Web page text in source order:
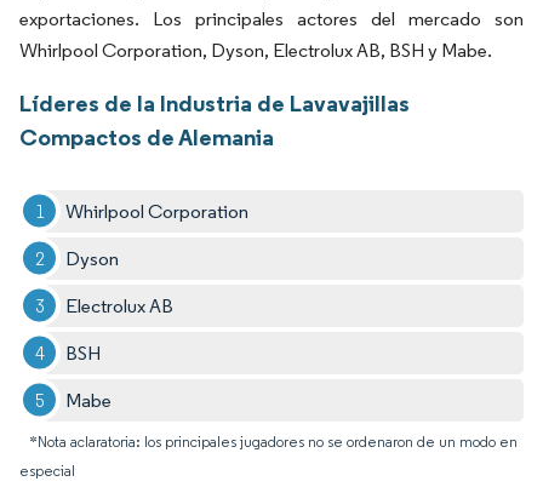
exportaciones. Los principales actores del mercado son
Whirlpool Corporation, Dyson, Electrolux AB, BSH y Mabe.
Líderes de la Industria de Lavavajillas
Compactos de Alemania
Whirlpool Corporation
Dyson
Electrolux AB
BSH
Mabe
*Nota aclaratoria: los principales jugadores no se ordenaron de un modo en
especial